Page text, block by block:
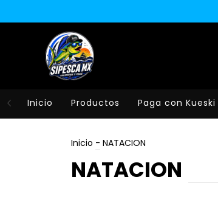
Inicio Productos Paga con Kueski
Inicio - NATACION
NATACION